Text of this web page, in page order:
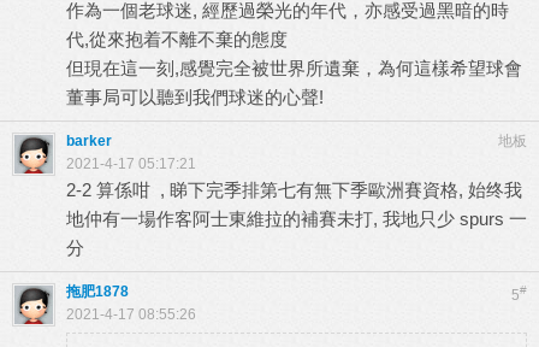
作為一個老球迷, 經歷過榮光的年代，亦感受過黑暗的時
代,從來抱着不離不棄的態度
但現在這一刻,感覺完全被世界所遺棄，為何這樣希望球會
董事局可以聽到我們球迷的心聲!
地板
barker
2021-4-17 05:17:21
2-2 算係咁 , 睇下完季排第七有無下季歐洲賽資格, 始终我
地仲有一場作客阿士東維拉的補賽未打, 我地只少 spurs 一
分
5#
拖肥1878
2021-4-17 08:55:26